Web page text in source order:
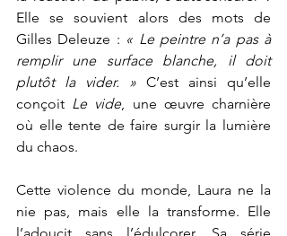
Elle se souvient alors des mots de
Gilles Deleuze : « Le peintre n’a pas à
remplir une surface blanche, il doit
plutôt la vider. » C’est ainsi qu’elle
conçoit Le vide, une œuvre charnière
où elle tente de faire surgir la lumière
du chaos.
Cette violence du monde, Laura ne la
nie pas, mais elle la transforme. Elle